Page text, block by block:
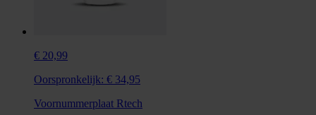
€ 20,99
Oorspronkelijk: € 34,95
Voornummerplaat Rtech